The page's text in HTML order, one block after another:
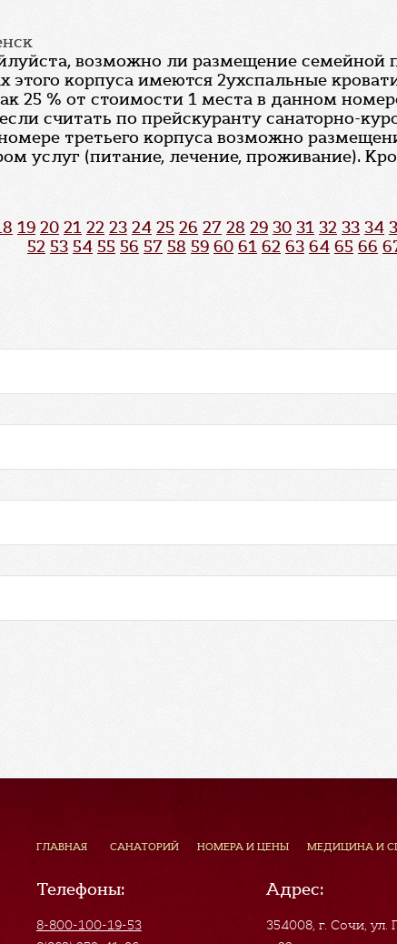
возможно ли размещение
этого корпуса имеются 2ухспальные
25 % от стоимости 1 места в данном
считать по прейскуранту санаторно-
третьего корпуса возможно
услуг (питание, лечение, проживание).
19 20 21 22 23 24 25 26 27 28 29 30 31 32 33 34
52 53 54 55 56 57 58 59 60 61 62 63 64 65 66
ГЛАВНАЯ САНАТОРИЙ НОМЕРА И ЦЕНЫ МЕДИЦИНА И
Телефоны:
8-800-100-19-53
Адрес:
354008, г. Сочи,ул.